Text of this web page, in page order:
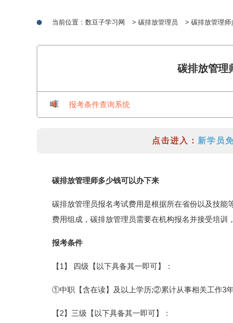
当前位置： 数豆子学习网 > 碳排放管理员 > 碳排放管理师
碳排放管理
报考条件查询系统
点击进入： 新学员
碳排放管理师多少钱可以办下来
碳排放管理员报名考试费用是根据所在省份以及技
费用组成，碳排放管理员需要在机构报名并接受培训
报考条件
【1】 四级【以下具备其一即可】：
①中职【含在读】及以上学历;②累计从事相关工作3
【2】三级【以下具备其一即可】：